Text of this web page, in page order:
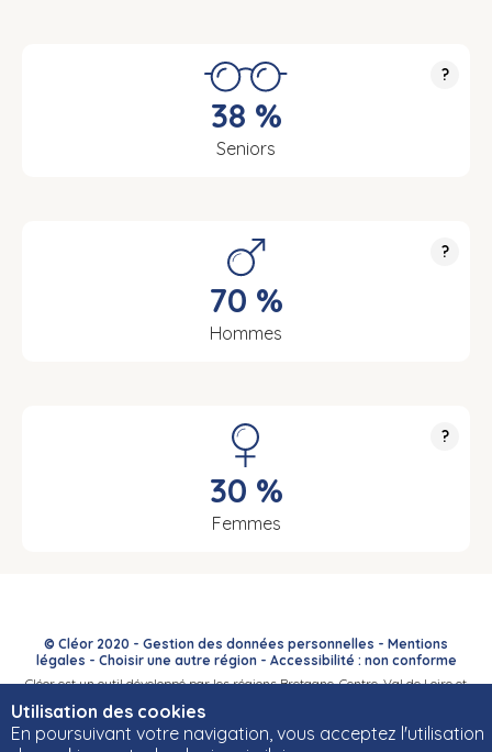
Utilisation des cookies
En poursuivant votre navigation, vous acceptez l'utilisation
?
38 %
Seniors
?
70 %
Hommes
?
30 %
Femmes
© Cléor 2020 - Gestion des données personnelles - Mentions
légales - Choisir une autre région- Accessibilité : non conforme
Cléor est un outil développé par les régions Bretagne, Centre-Val de Loire et